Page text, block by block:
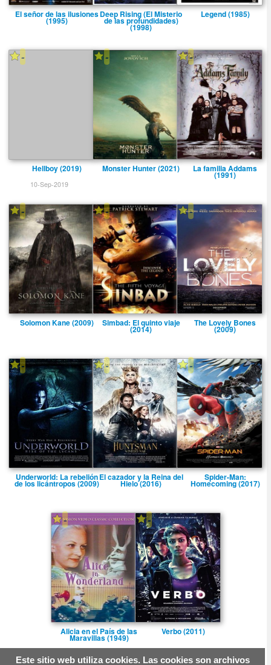
El señor de las ilusiones
(1995)
Deep Rising (El Misterio
de las profundidades)
(1998)
Legend (1985)
-
Hellboy (2019)
10-Sep-2019
-
Monster Hunter (2021)
-
La familia Addams
(1991)
-
Solomon Kane (2009)
-
Simbad: El quinto viaje
(2014)
-
The Lovely Bones
(2009)
-
Underworld: La rebelión
de los licántropos (2009)
-
El cazador y la Reina del
Hielo (2016)
-
Spider-Man:
Homecoming (2017)
-
Alicia en el Paí­s de las
Maravillas (1949)
-
Verbo (2011)
Este sitio web utiliza cookies. Las cookies son archivos